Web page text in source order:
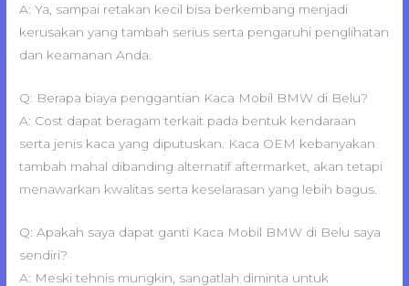
A: Ya, sampai retakan kecil bisa berkembang menjadi
kerusakan yang tambah serius serta pengaruhi penglihatan
dan keamanan Anda.
Q: Berapa biaya penggantian Kaca Mobil BMW di Belu?
A: Cost dapat beragam terkait pada bentuk kendaraan
serta jenis kaca yang diputuskan. Kaca OEM kebanyakan
tambah mahal dibanding alternatif aftermarket, akan tetapi
menawarkan kwalitas serta keselarasan yang lebih bagus.
Q: Apakah saya dapat ganti Kaca Mobil BMW di Belu saya
sendiri?
A: Meski tehnis mungkin, sangatlah diminta untuk